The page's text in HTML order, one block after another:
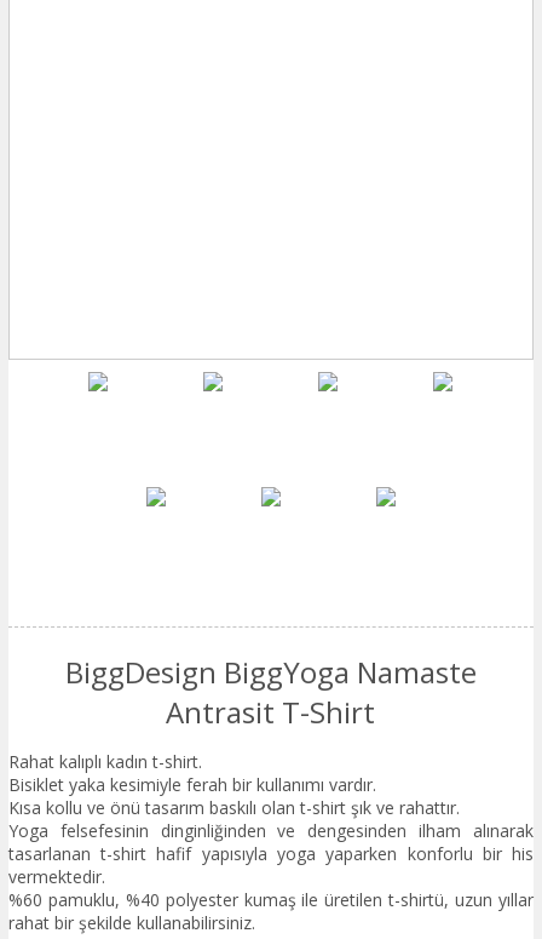
BiggDesign BiggYoga Namaste
Antrasit T-Shirt
Rahat kalıplı kadın t-shirt.
Bisiklet yaka kesimiyle ferah bir kullanımı vardır.
Kısa kollu ve önü tasarım baskılı olan t-shirt şık ve rahattır.
Yoga felsefesinin dinginliğinden ve dengesinden ilham alınarak
tasarlanan t-shirt hafif yapısıyla yoga yaparken konforlu bir his
vermektedir.
%60 pamuklu, %40 polyester kumaş ile üretilen t-shirtü, uzun yıllar
rahat bir şekilde kullanabilirsiniz.